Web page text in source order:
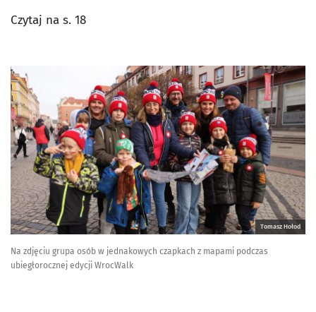
Czytaj na s. 18
Tomasz Hołod
Na zdjęciu grupa osób w jednakowych czapkach z mapami podczas
ubiegłorocznej edycji WrocWalk